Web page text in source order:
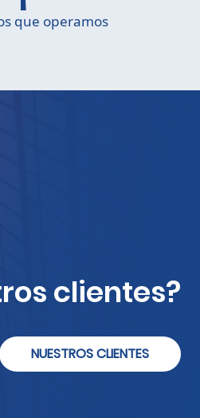
que operamos
clientes?
NUESTROS CLIENTES